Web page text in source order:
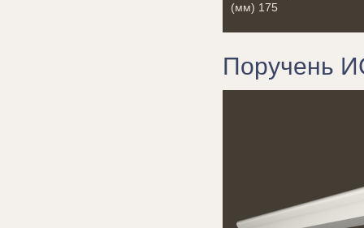
(мм) 175
Поручень